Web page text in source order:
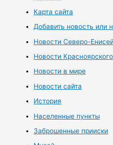
Карта сайта
Добавить новость или
Новости Северо-
Новости
Новости в мире
Новости сайта
История
Населенные пункты
Заброшенные прииски